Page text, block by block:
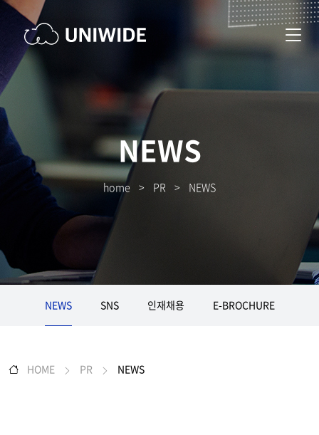
NEWS
home > PR > NEWS
NEWS SNS 인재채용 E-BROCHURE
HOME PR NEWS